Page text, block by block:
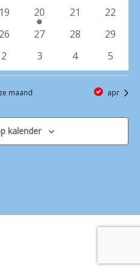
0
evenementen
19
1
evenement
20
0
21
0
22
0
26
0
27
0
28
0
29
0
evenementen
2
0
evenementen
3
0
evenementen
4
0
5
maand apr
kalender